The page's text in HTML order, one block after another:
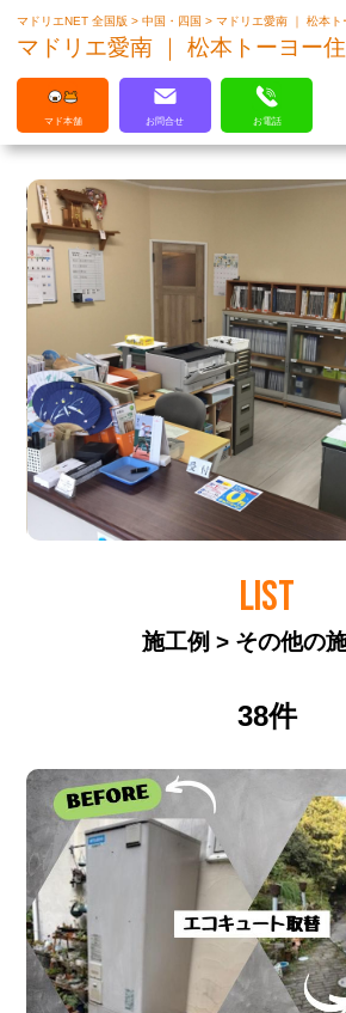
マドリエはLIXILの厳しい基準を
クリアした住まいのプロ集団で
マドリエNET 全国版>中国・四国>マドリエ愛南 ｜ 松本ト
マドリエ愛南 ｜ 松本トーヨー住
マド本舗 お問合せ お電話
LIST
施工例 > その他の
38件